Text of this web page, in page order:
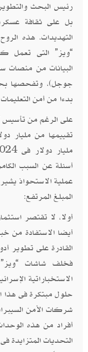
رئيس البحث
بل على ثقافة
التهديدات. هذه
“ويز” التى تعمل
البيانات من منصات
بدءا من أمن
على الرغم من تأسيس
أسئلة عن السبب
عملية الاستحواذ
المبلغ المرتفع:
أولا، لا تقتصر
أيضا الاستفادة من
القادرة على تطوير
فخلف شاشات
الاستخباراتية
حلول مبتكرة فى هذا
شركات الأمن
أفراد من هذه
التحديات المتزايدة